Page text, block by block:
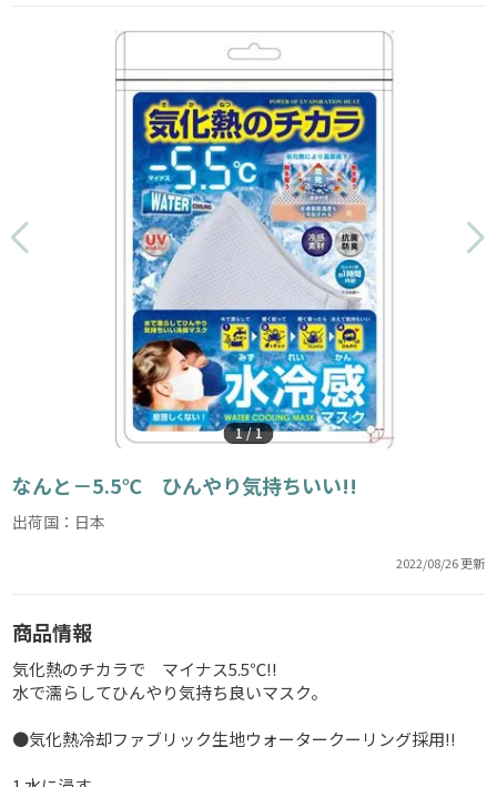
1/1
なんと－5.5℃ ひんやり気持ちいい!!
出荷国：日本
2022/08/26 更新
商品情報
気化熱のチカラで マイナス5.5℃!!
水で濡らしてひんやり気持ち良いマスク。
●気化熱冷却ファブリック生地ウォータークーリング採用!!